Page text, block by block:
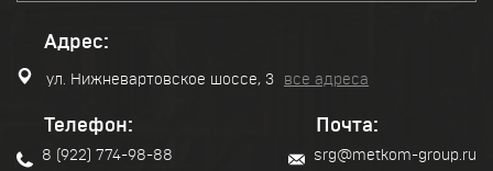
Адрес:
ул. Нижневартовское шоссе, 3 все адреса
Телефон:
8 (922) 774-98-88
Почта:
srg@metkom-group.ru